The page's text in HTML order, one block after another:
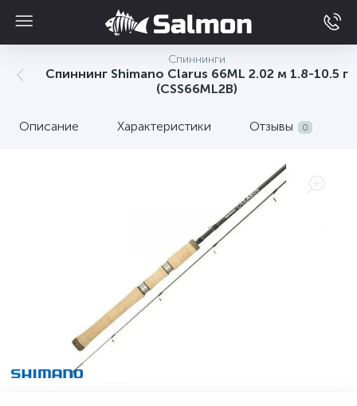
Спиннинги
Спиннинг Shimano Clarus 66ML 2.02 м 1.8-10.5 г
(CSS66ML2B)
Описание Характеристики Отзывы 0